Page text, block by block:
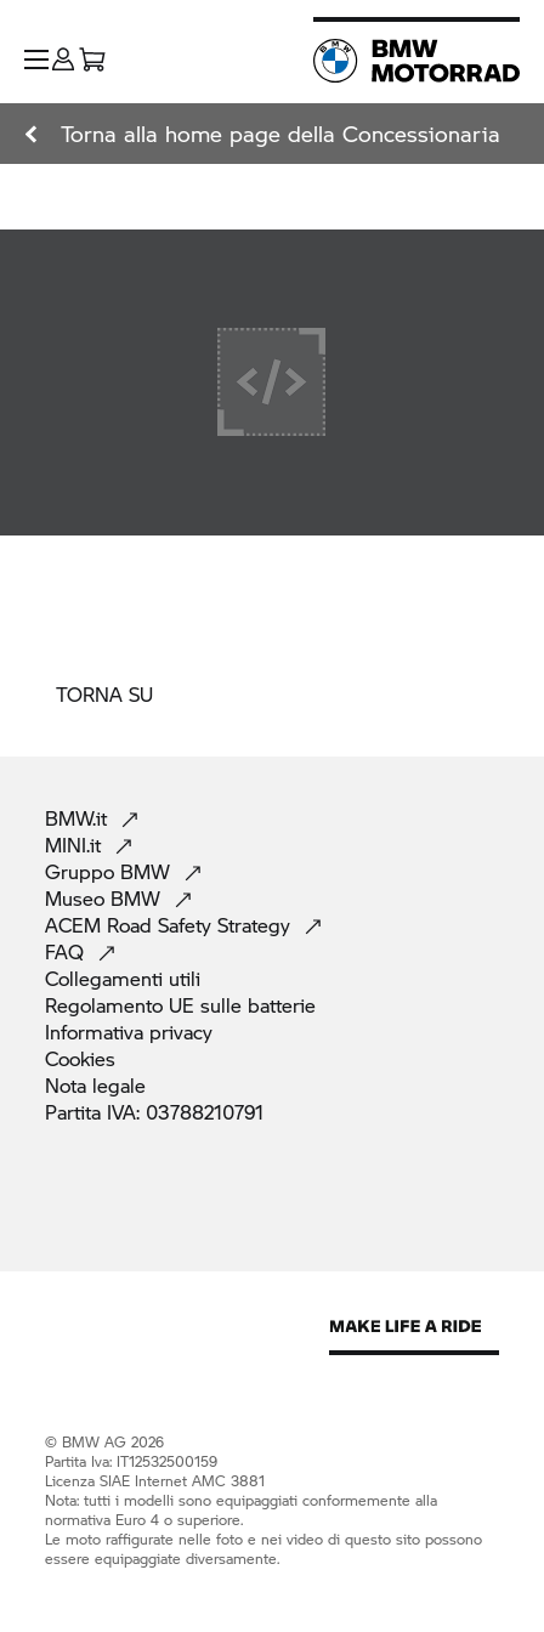
Torna alla home page della Concessionaria
+ Leggi di più
TORNA SU
BMW.it
MINI.it
Gruppo BMW
Museo BMW
ACEM Road SafetyStrategy
FAQ
Collegamenti utili
Regolamento UE sulle batterie
Informativa privacy
Cookies
Nota legale
Partita IVA: 03788210791
© BMW AG 2026
Partita Iva: IT12532500159
Licenza SIAE Internet AMC 3881
Nota: tutti i modelli sono equipaggiati conformemente alla
normativa Euro 4 o superiore.
Le moto raffigurate nelle foto e nei video di questo sito possono
essere equipaggiate diversamente.